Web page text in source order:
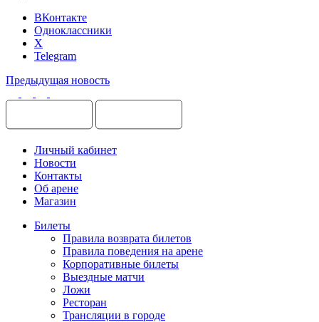
ВКонтакте
Одноклассники
X
Telegram
Предыдущая новость
Личный кабинет
Новости
Контакты
Об арене
Магазин
Билеты
Правила возврата билетов
Правила поведения на арене
Корпоративные билеты
Выездные матчи
Ложи
Ресторан
Трансляции в городе